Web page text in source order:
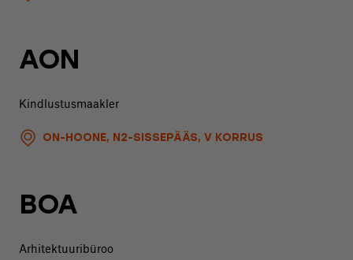
AON
Kindlustusmaakler
ON-HOONE, N2-SISSEPÄÄS, V KORRUS
BOA
Arhitektuuribüroo